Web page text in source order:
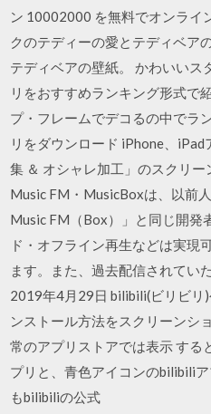
ン 10002000 を無料でオンライ
クのテディーの愛とテディベア
テディベアの壁紙。 かわいい
リをおすすめランキング形式で
プ・フレームでデコるの中でラ
リをダウンロード iPhone、iPad
集 ＆ オシャレ加工」のスクリ
Music FM・MusicBoxは、以前
Music FM（Box）」と同じ開発
ド・オフライン再生などは実現
ます。また、過去配信されてい
2019年4月29日 bilibili(ビリビリ
ンストール方法をスクリーンシ
常のアプリストアでは表示 す
プリと、青色アイコンのbilibili
もbilibiliの公式